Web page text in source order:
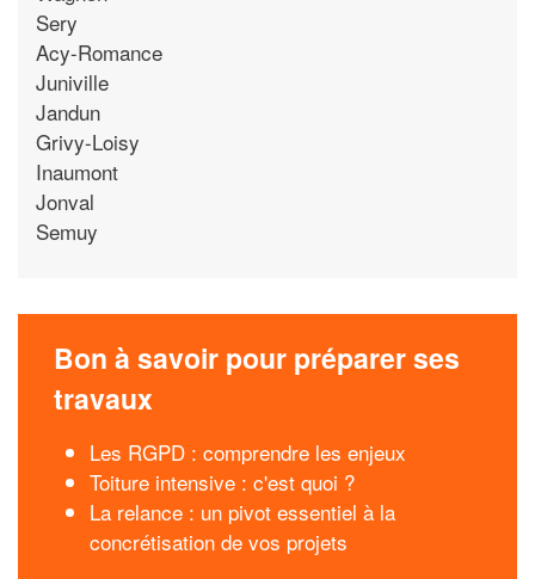
Sery
Acy-Romance
Juniville
Jandun
Grivy-Loisy
Inaumont
Jonval
Semuy
Bon à savoir pour préparer ses
travaux
Les RGPD : comprendre les enjeux
Toiture intensive : c'est quoi ?
La relance : un pivot essentiel à la
concrétisation de vos projets